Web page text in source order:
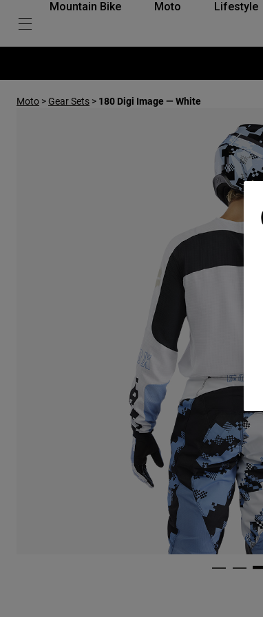
Mountain Bike Moto Lifestyle
Moto > Gear Sets > 180 Digi Image — White